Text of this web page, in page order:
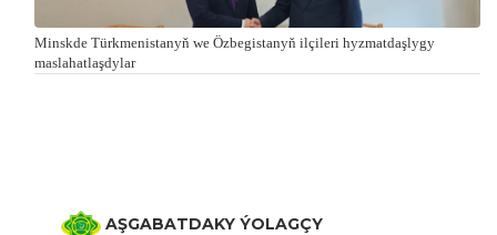
Minskde Türkmenistanyň we Özbegistanyň ilçileri hyzmatdaşlygy
maslahatlaşdylar
AŞGABATDAKY ÝOLAGÇY